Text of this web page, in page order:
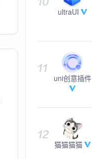
ultraUI
uni创意插件
猫猫猫猫